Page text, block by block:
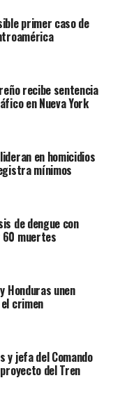
primer caso de
recibe sentencia
en Nueva York
en homicidios
mínimos
de dengue con
60 muertes
Honduras unen
crimen
y jefa del Comando
del Tren